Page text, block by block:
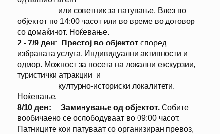
или советник за патување. Влез во
објектот по 14:00 часот или во време во договор
со домаќинот. Ноќевање.
2 - 7/9 ден:
Престој во објектот според
избраната услуга. Индивидуални активности и
одмор. Можност за посета на локални екскурзии,
туристички атракции и
културно-историски локалитети.
Ноќевање.
8/10 ден:
Заминување од објектот. Собите
вообичаено се ослободуваат во 09:00 часот.
Патниците кои патуваат со организиран превоз,